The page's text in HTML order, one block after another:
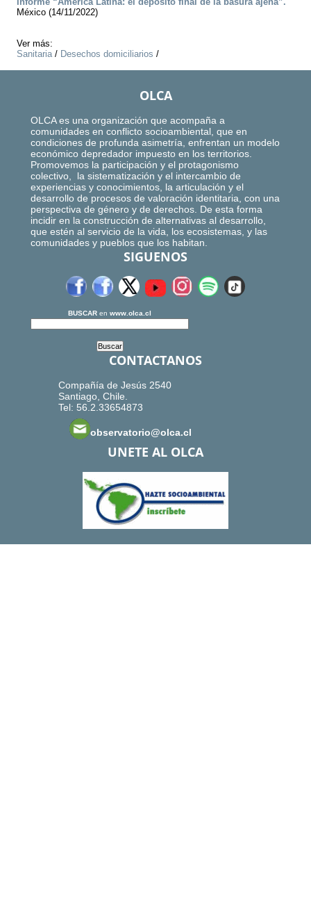
México (14/11/2022)
Ver más:
Sanitaria/ Desechos domiciliarios /
OLCA
OLCA es una organización que acompaña a
comunidades en conflicto socioambiental, que en
condiciones de profunda asimetría, enfrentan un modelo
económico depredador impuesto en los territorios.
Promovemos la participación y el protagonismo
colectivo, la sistematización y el intercambio de
experiencias y conocimientos, la articulación y el
desarrollo de procesos de valoración identitaria, con una
perspectiva de género y de derechos. De esta forma
incidir en la construcción de alternativas al desarrollo,
que estén al servicio de la vida, los ecosistemas, y las
comunidades y pueblos que los habitan.
SIGUENOS
BUSCAR en www.olca.cl
CONTACTANOS
Compañía de Jesús 2540
Santiago, Chile.
Tel: 56.2.33654873
observatorio@olca.cl
UNETE AL OLCA